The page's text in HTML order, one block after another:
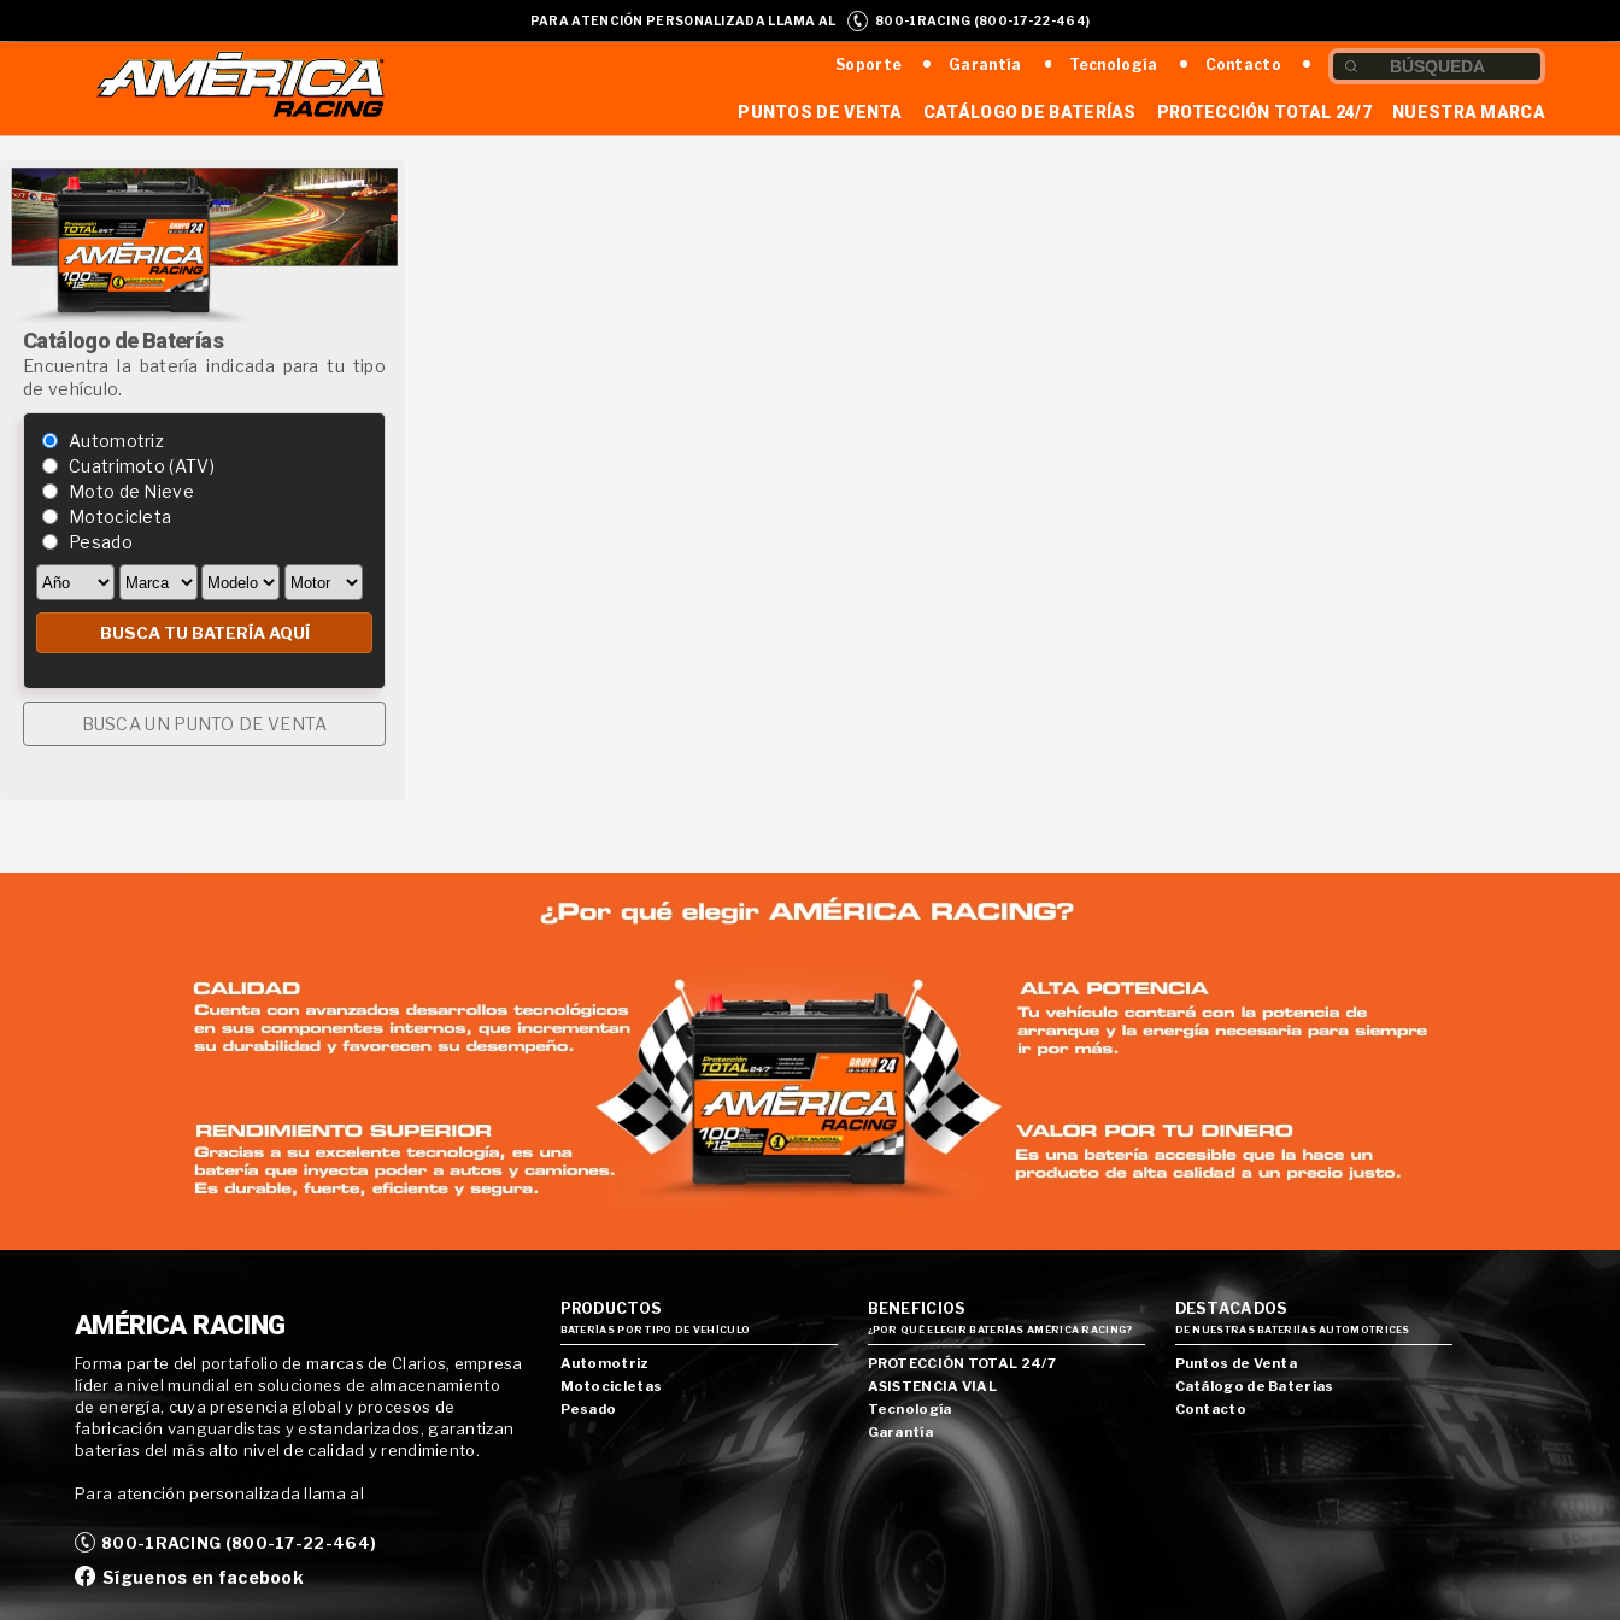
PARA ATENCIÓN PERSONALIZADA LLAMA AL 800-1RACING (800-17-22-464)
Contacto
Tecnología
Garantía
Soporte
NUESTRA MARCA
PROTECCIÓN TOTAL 24/7
CATÁLOGO DE BATERÍAS
PUNTOS DE VENTA
Catálogo de Baterías
Encuentra la batería indicada para tu tipo
de vehículo.
Automotriz
Cuatrimoto (ATV)
Moto de Nieve
Motocicleta
Pesado
BUSCA UN PUNTO DE VENTA
AMÉRICA RACING
Forma parte del portafolio de marcas de Clarios, empresa
líder a nivel mundial en soluciones de almacenamiento
de energía, cuya presencia global y procesos de
fabricación vanguardistas y estandarizados, garantizan
baterías del más alto nivel de calidad y rendimiento.
Para atención personalizada llama al
800-1RACING (800-17-22-464)
Síguenos en facebook
PRODUCTOS
BATERÍAS POR TIPO DE VEHÍCULO
Automotriz
Motocicletas
Pesado
BENEFICIOS
¿POR QUÉ ELEGIR BATERÍAS AMÉRICA RACING?
PROTECCIÓN TOTAL 24/7
ASISTENCIA VIAL
Tecnología
Garantía
DESTACADOS
DE NUESTRAS BATERIÍAS AUTOMOTRICES
Puntos de Venta
Catálogo de Baterías
Contacto